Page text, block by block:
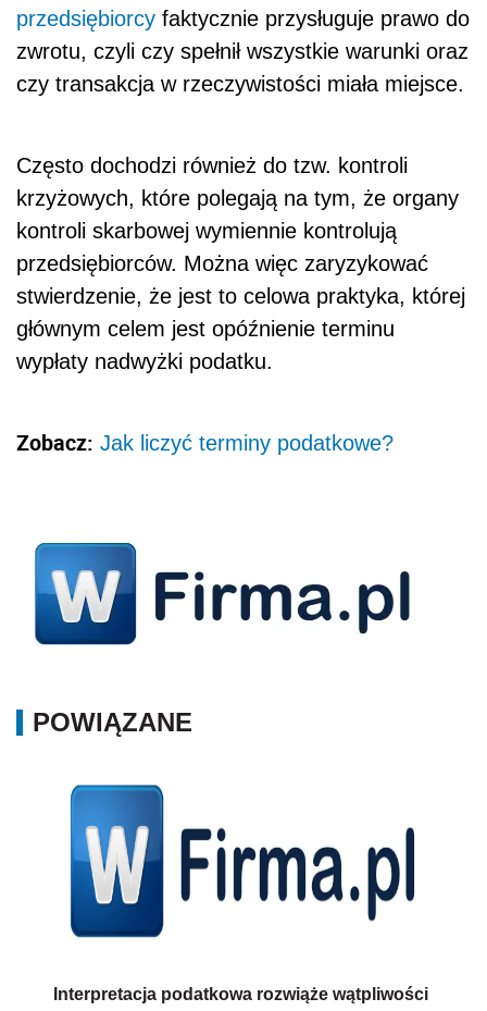
przedsiębiorcy faktycznie przysługuje prawo do
zwrotu, czyli czy spełnił wszystkie warunki oraz
czy transakcja w rzeczywistości miała miejsce.
Często dochodzi również do tzw. kontroli
krzyżowych, które polegają na tym, że organy
kontroli skarbowej wymiennie kontrolują
przedsiębiorców. Można więc zaryzykować
stwierdzenie, że jest to celowa praktyka, której
głównym celem jest opóźnienie terminu
wypłaty nadwyżki podatku.
Zobacz: Jak liczyć terminy podatkowe?
POWIĄZANE
Interpretacja podatkowa rozwiąże wątpliwości